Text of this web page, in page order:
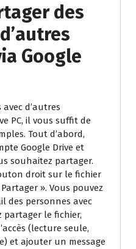
des
Google
d’autres
PC, il vous suffit de
Tout d’abord,
Google Drive et
souhaitez partager.
droit sur le fichier
». Vous pouvez
des personnes avec
partager le fichier,
(lecture seule,
et ajouter un message